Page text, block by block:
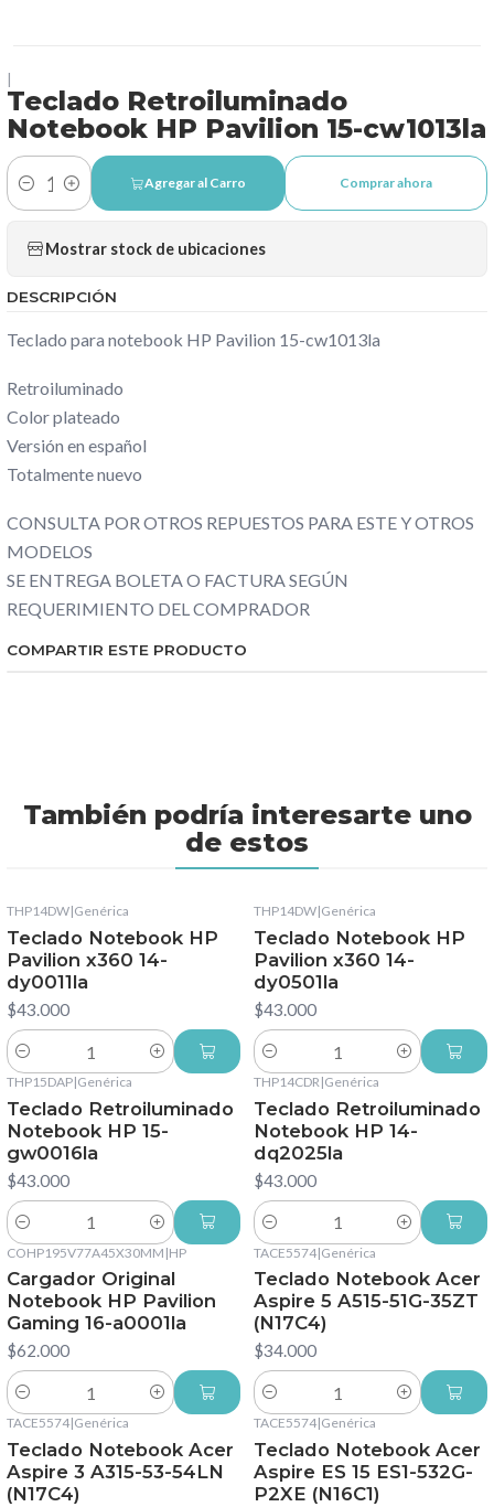
Teclado Retroiluminado
Notebook HP Pavilion 15-cw1013la
Cantidad
Agregar al Carro Comprar ahora
Mostrar stock de ubicaciones
DESCRIPCIÓN
Teclado para notebook HP Pavilion 15-cw1013la
Retroiluminado
Color plateado
Versión en español
Totalmente nuevo
CONSULTA POR OTROS REPUESTOS PARA ESTE Y OTROS
MODELOS
SE ENTREGA BOLETA O FACTURA SEGÚN
REQUERIMIENTO DEL COMPRADOR
COMPARTIR ESTE PRODUCTO
También podría interesarte uno
de estos
THP14DW|Genérica
Teclado Notebook HP
Pavilion x360 14-
dy0011la
$43.000
Cantidad
THP14DW|Genérica
Teclado Notebook HP
Pavilion x360 14-
dy0501la
$43.000
Cantidad
THP15DAP|Genérica
Teclado Retroiluminado
Notebook HP 15-
gw0016la
$43.000
Cantidad
THP14CDR|Genérica
Teclado Retroiluminado
Notebook HP 14-
dq2025la
$43.000
Cantidad
COHP195V77A45X30MM |HP
Cargador Original
Notebook HP Pavilion
Gaming 16-a0001la
$62.000
Cantidad
TACE5574|Genérica
Teclado Notebook Acer
Aspire 5 A515-51G-35ZT
(N17C4)
$34.000
Cantidad
TACE5574|Genérica
Teclado Notebook Acer
Aspire 3 A315-53-54LN
(N17C4)
TACE5574|Genérica
Teclado Notebook Acer
Aspire ES 15 ES1-532G-
P2XE (N16C1)